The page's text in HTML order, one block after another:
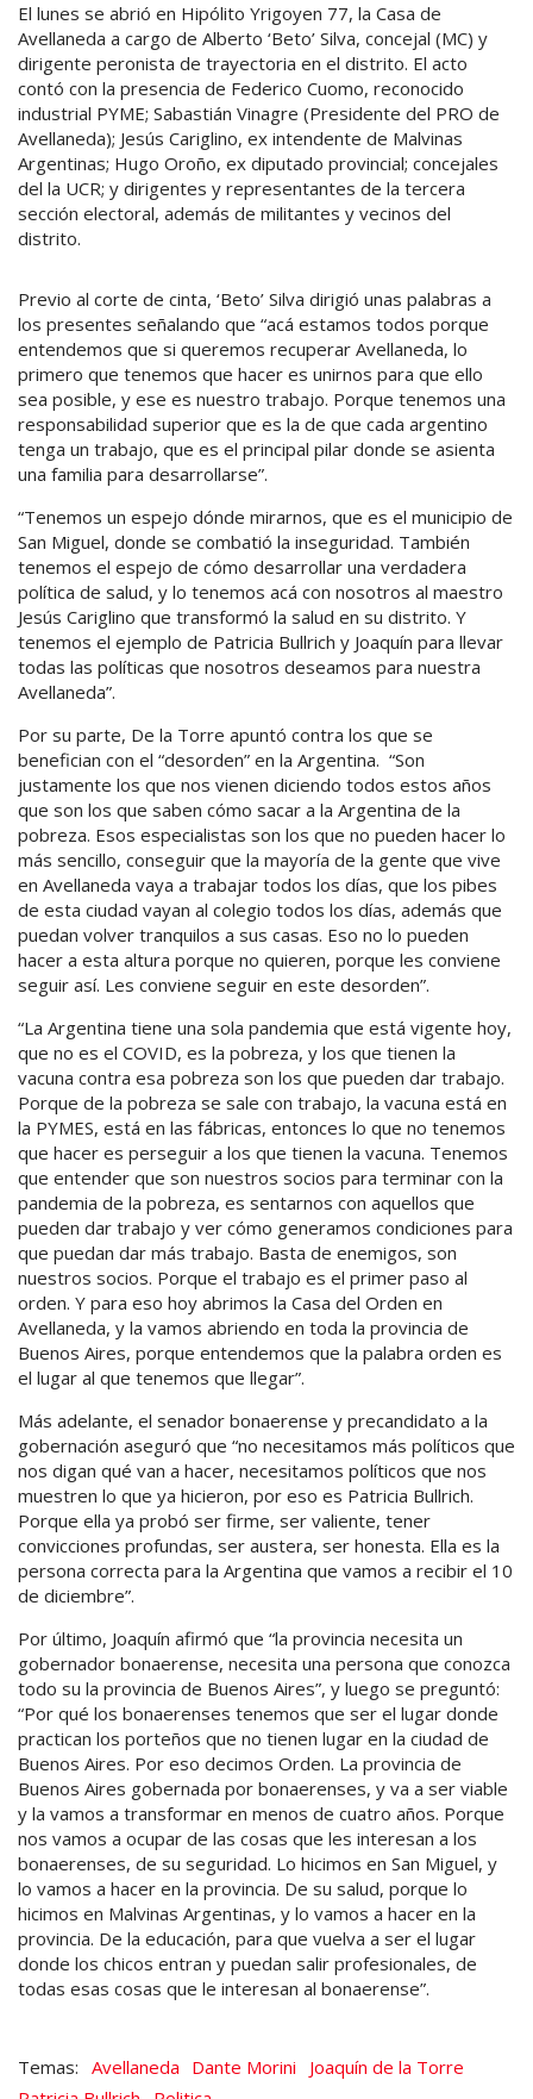
El lunes se abrió en Hipólito Yrigoyen 77, la Casa de
Avellaneda a cargo de Alberto ‘Beto’ Silva, concejal (MC) y
dirigente peronista de trayectoria en el distrito. El acto
contó con la presencia de Federico Cuomo, reconocido
industrial PYME; Sabastián Vinagre (Presidente del PRO de
Avellaneda); Jesús Cariglino, ex intendente de Malvinas
Argentinas; Hugo Oroño, ex diputado provincial; concejales
del la UCR; y dirigentes y representantes de la tercera
sección electoral, además de militantes y vecinos del
distrito.
Previo al corte de cinta, ‘Beto’ Silva dirigió unas palabras a
los presentes señalando que “acá estamos todos porque
entendemos que si queremos recuperar Avellaneda, lo
primero que tenemos que hacer es unirnos para que ello
sea posible, y ese es nuestro trabajo. Porque tenemos una
responsabilidad superior que es la de que cada argentino
tenga un trabajo, que es el principal pilar donde se asienta
una familia para desarrollarse”.
“Tenemos un espejo dónde mirarnos, que es el municipio de
San Miguel, donde se combatió la inseguridad. También
tenemos el espejo de cómo desarrollar una verdadera
política de salud, y lo tenemos acá con nosotros al maestro
Jesús Cariglino que transformó la salud en su distrito. Y
tenemos el ejemplo de Patricia Bullrich y Joaquín para llevar
todas las políticas que nosotros deseamos para nuestra
Avellaneda”.
Por su parte, De la Torre apuntó contra los que se
benefician con el “desorden” en la Argentina. “Son
justamente los que nos vienen diciendo todos estos años
que son los que saben cómo sacar a la Argentina de la
pobreza. Esos especialistas son los que no pueden hacer lo
más sencillo, conseguir que la mayoría de la gente que vive
en Avellaneda vaya a trabajar todos los días, que los pibes
de esta ciudad vayan al colegio todos los días, además que
puedan volver tranquilos a sus casas. Eso no lo pueden
hacer a esta altura porque no quieren, porque les conviene
seguir así. Les conviene seguir en este desorden”.
“La Argentina tiene una sola pandemia que está vigente hoy,
que no es el COVID, es la pobreza, y los que tienen la
vacuna contra esa pobreza son los que pueden dar trabajo.
Porque de la pobreza se sale con trabajo, la vacuna está en
la PYMES, está en las fábricas, entonces lo que no tenemos
que hacer es perseguir a los que tienen la vacuna. Tenemos
que entender que son nuestros socios para terminar con la
pandemia de la pobreza, es sentarnos con aquellos que
pueden dar trabajo y ver cómo generamos condiciones para
que puedan dar más trabajo. Basta de enemigos, son
nuestros socios. Porque el trabajo es el primer paso al
orden. Y para eso hoy abrimos la Casa del Orden en
Avellaneda, y la vamos abriendo en toda la provincia de
Buenos Aires, porque entendemos que la palabra orden es
el lugar al que tenemos que llegar”.
Más adelante, el senador bonaerense y precandidato a la
gobernación aseguró que “no necesitamos más políticos que
nos digan qué van a hacer, necesitamos políticos que nos
muestren lo que ya hicieron, por eso es Patricia Bullrich.
Porque ella ya probó ser firme, ser valiente, tener
convicciones profundas, ser austera, ser honesta. Ella es la
persona correcta para la Argentina que vamos a recibir el 10
de diciembre”.
Por último, Joaquín afirmó que “la provincia necesita un
gobernador bonaerense, necesita una persona que conozca
todo su la provincia de Buenos Aires”, y luego se preguntó:
“Por qué los bonaerenses tenemos que ser el lugar donde
practican los porteños que no tienen lugar en la ciudad de
Buenos Aires. Por eso decimos Orden. La provincia de
Buenos Aires gobernada por bonaerenses, y va a ser viable
y la vamos a transformar en menos de cuatro años. Porque
nos vamos a ocupar de las cosas que les interesan a los
bonaerenses, de su seguridad. Lo hicimos en San Miguel, y
lo vamos a hacer en la provincia. De su salud, porque lo
hicimos en Malvinas Argentinas, y lo vamos a hacer en la
provincia. De la educación, para que vuelva a ser el lugar
donde los chicos entran y puedan salir profesionales, de
todas esas cosas que le interesan al bonaerense”.
Avellaneda Dante Morini
Joaquín de la Torre